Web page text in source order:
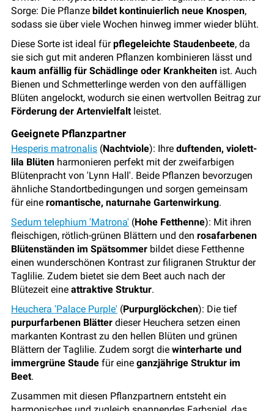
Sorge: Die Pflanze bildet kontinuierlich neue Knospen,
sodass sie über viele Wochen hinweg immer wieder blüht.
Diese Sorte ist ideal fürpflegeleichte Staudenbeete, da
sie sich gut mit anderen Pflanzen kombinieren lässt und
kaum anfällig für Schädlinge oder Krankheiten ist. Auch
Bienen und Schmetterlinge werden von den auffälligen
Blüten angelockt, wodurch sie einen wertvollen Beitrag zur
Förderung der Artenvielfalt leistet.
Geeignete Pflanzpartner
Hesperis matronalis (Nachtviole): Ihre duftenden, violett-
lila Blüten harmonieren perfekt mit der zweifarbigen
Blütenpracht von 'Lynn Hall'. Beide Pflanzen bevorzugen
ähnliche Standortbedingungen und sorgen gemeinsam
für eine romantische, naturnahe Gartenwirkung.
Sedum telephium 'Matrona' (Hohe Fetthenne): Mit ihren
fleischigen, rötlich-grünen Blättern und den rosafarbenen
Blütenständen im Spätsommer bildet diese Fetthenne
einen wunderschönen Kontrast zur filigranen Struktur der
Taglilie. Zudem bietet sie dem Beet auch nach der
Blütezeit eine attraktive Struktur.
Heuchera 'Palace Purple' (Purpurglöckchen): Die tief
purpurfarbenen Blätter dieser Heuchera setzen einen
markanten Kontrast zu den hellen Blüten und grünen
Blättern der Taglilie. Zudem sorgt die winterharte und
immergrüne Staude für eine ganzjährige Struktur im
Beet.
Zusammen mit diesen Pflanzpartnern entsteht ein